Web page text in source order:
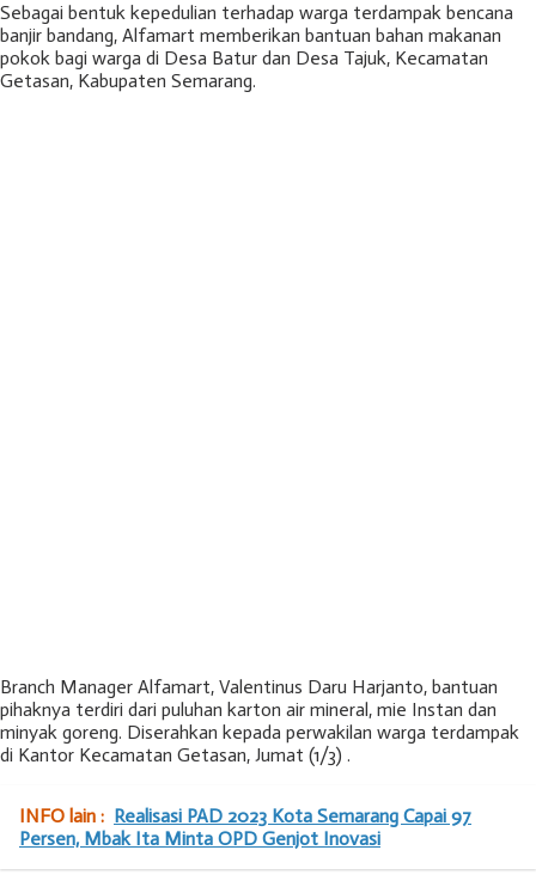
Sebagai bentuk kepedulian terhadap warga terdampak bencana
banjir bandang, Alfamart memberikan bantuan bahan makanan
pokok bagi warga di Desa Batur dan Desa Tajuk, Kecamatan
Getasan, Kabupaten Semarang.
Branch Manager Alfamart, Valentinus Daru Harjanto, bantuan
pihaknya terdiri dari puluhan karton air mineral, mie Instan dan
minyak goreng. Diserahkan kepada perwakilan warga terdampak
di Kantor Kecamatan Getasan, Jumat (1/3) .
INFO lain : Realisasi PAD 2023 Kota Semarang Capai 97
Persen, Mbak Ita Minta OPD Genjot Inovasi